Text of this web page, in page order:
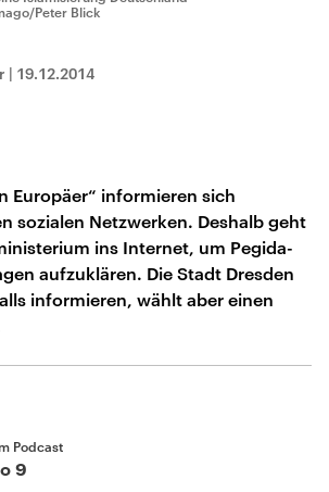
Peter Blick
| 19.12.2014
Europäer“ informieren sich
sozialen Netzwerken. Deshalb geht
ins Internet, um Pegida-
aufzuklären. Die Stadt Dresden
informieren, wählt aber einen
Podcast
9